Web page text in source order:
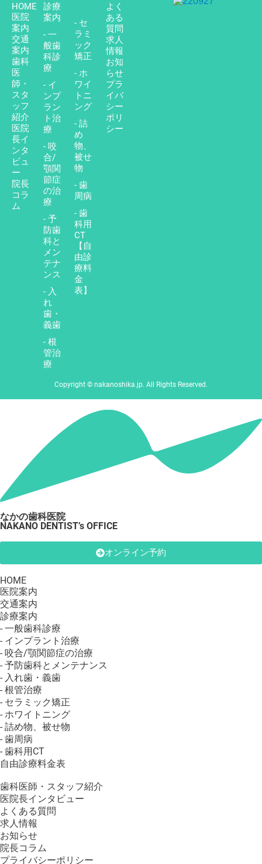
HOME
医院
案内
交通
案内
歯科
医
師・
スタ
ッフ
紹介
医院
長イ
ンタ
ビュ
ー
院長
コラ
ム
診療
案内
- 一
般歯
科診
療
- イ
ンプ
ラン
ト治
療
- 咬
合/
顎関
節症
の治
療
- 予
防歯
科と
メン
テナ
ンス
- 入
れ
歯・
義歯
- 根
管治
療
- セ
ラミ
ック
矯正
- ホ
ワイ
トニ
ング
- 詰
め
物、
被せ
物
- 歯
周病
- 歯
科用
CT
【自
由診
療料
金
表】
よく
ある
質問
求人
情報
お知
らせ
プラ
イバ
シー
ポリ
シー
Copyright © nakanoshika.jp. All Rights Reserved.
なかの歯科医院
NAKANO DENTIST’s OFFICE
オンライン予約
HOME
医院案内
交通案内
診療案内
- 一般歯科診療
- インプラント治療
- 咬合/顎関節症の治療
- 予防歯科とメンテナンス
- 入れ歯・義歯
- 根管治療
- セラミック矯正
- ホワイトニング
- 詰め物、被せ物
- 歯周病
- 歯科用CT
自由診療料金表
歯科医師・スタッフ紹介
医院長インタビュー
よくある質問
求人情報
お知らせ
院長コラム
プライバシーポリシー